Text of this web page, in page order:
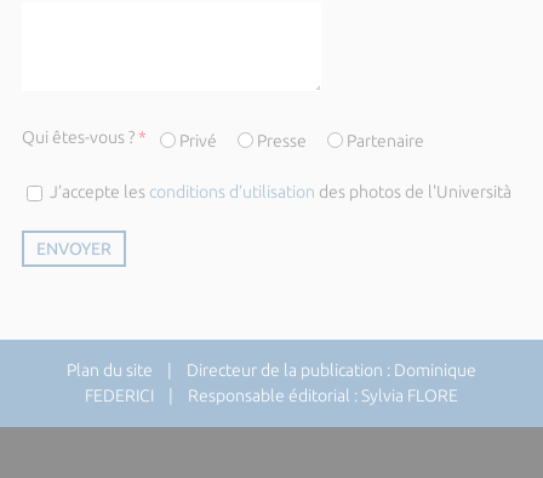
Qui êtes-vous ?* Privé Presse Partenaire
J’accepte les conditions d’utilisation des photos de l'Università
Plan du site | Directeur de la publication : Dominique
FEDERICI | Responsable éditorial : Sylvia FLORE